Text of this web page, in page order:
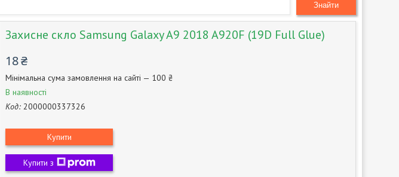
Знайти
Захисне скло Samsung Galaxy A9 2018 A920F (19D Full Glue)
18 ₴
Мінімальна сума замовлення на сайті — 100 ₴
В наявності
Код: 2000000337326
Купити
Купити з